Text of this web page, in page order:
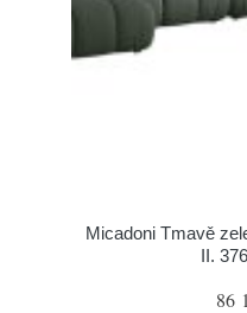
Micadoni Tmavě
II.
86